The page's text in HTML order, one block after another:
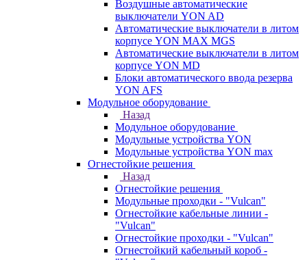
Воздушные автоматические
выключатели YON AD
Автоматические выключатели в литом
корпусе YON MAX MGS
Автоматические выключатели в литом
корпусе YON MD
Блоки автоматического ввода резерва
YON AFS
Модульное оборудование
Назад
Модульное оборудование
Модульные устройства YON
Модульные устройства YON max
Огнестойкие решения
Назад
Огнестойкие решения
Модульные проходки - "Vulcan"
Огнестойкие кабельные линии -
"Vulcan"
Огнестойкие проходки - "Vulcan"
Огнестойкий кабельный короб -